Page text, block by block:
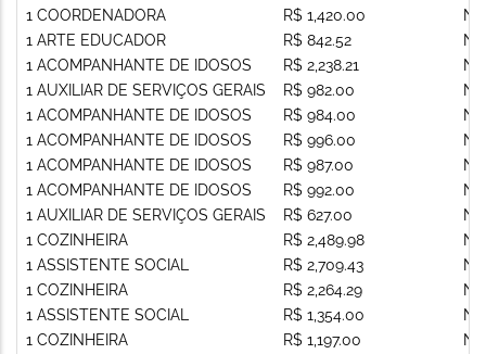
1 COORDENADORA
1 ARTE EDUCADOR
1 ACOMPANHANTE DE IDOSOS
1 AUXILIAR DE SERVIÇOS GERAIS
1 ACOMPANHANTE DE IDOSOS
1 ACOMPANHANTE DE IDOSOS
1 ACOMPANHANTE DE IDOSOS
1 ACOMPANHANTE DE IDOSOS
1 AUXILIAR DE SERVIÇOS GERAIS
1 COZINHEIRA
1 ASSISTENTE SOCIAL
1 COZINHEIRA
1 ASSISTENTE SOCIAL
1 COZINHEIRA
R$ 1,420.00
R$ 842.52
R$ 2,238.21
R$ 982.00
R$ 984.00
R$ 996.00
R$ 987.00
R$ 992.00
R$ 627.00
R$ 2,489.98
R$ 2,709.43
R$ 2,264.29
R$ 1,354.00
R$ 1,197.00